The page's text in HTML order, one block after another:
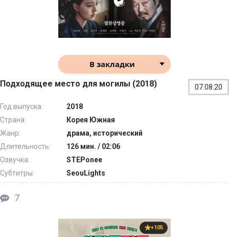
В закладки
Подходящее место для могилы (2018) 07.08.20
Год выпуска:
2018
Страна:
Корея Южная
Жанр:
драма, исторический
Длительность:
126 мин. / 02:06
Озвучка:
STEPonee
Субтитры:
SeouLights
7
+105